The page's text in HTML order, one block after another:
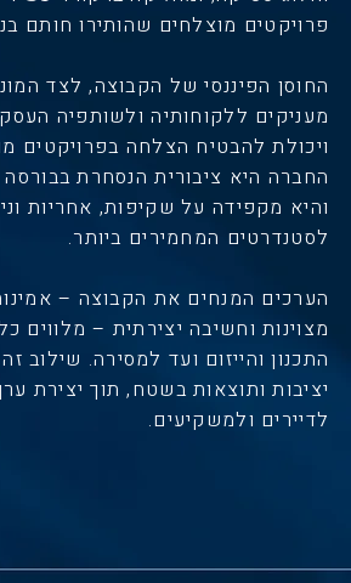
פרויקטים מוצלחים שהותירו חותם
החוסן הפיננסי של הקבוצה, לצד
מעניקים ללקוחותיה ולשותפיה
ויכולת להבטיח הצלחה בפרויקטים
החברה היא ציבורית הנסחרת בבורסה
והיא מקפידה על שקיפות, אחריות
לסטנדרטים המחמירים ביותר.
הערכים המנחים את הקבוצה –
מצוינות וחשיבה יצירתית – מלווים
התכנון והייזום ועד למסירה. שילוב
יציבות ותוצאות בשטח, תוך יצירת
לדיירים ולמשקיעים.